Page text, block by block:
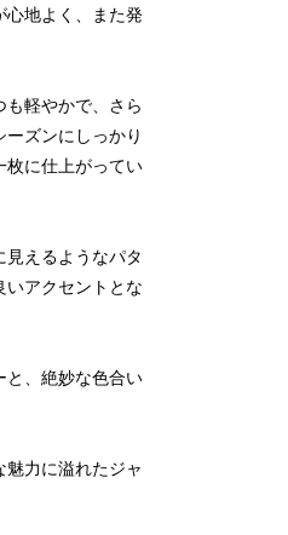
心地よく、また発
も軽やかで、さら
ズンにしっかり
枚に仕上がってい
見えるようなパタ
いアクセントとな
と、絶妙な色合い
魅力に溢れたジャ